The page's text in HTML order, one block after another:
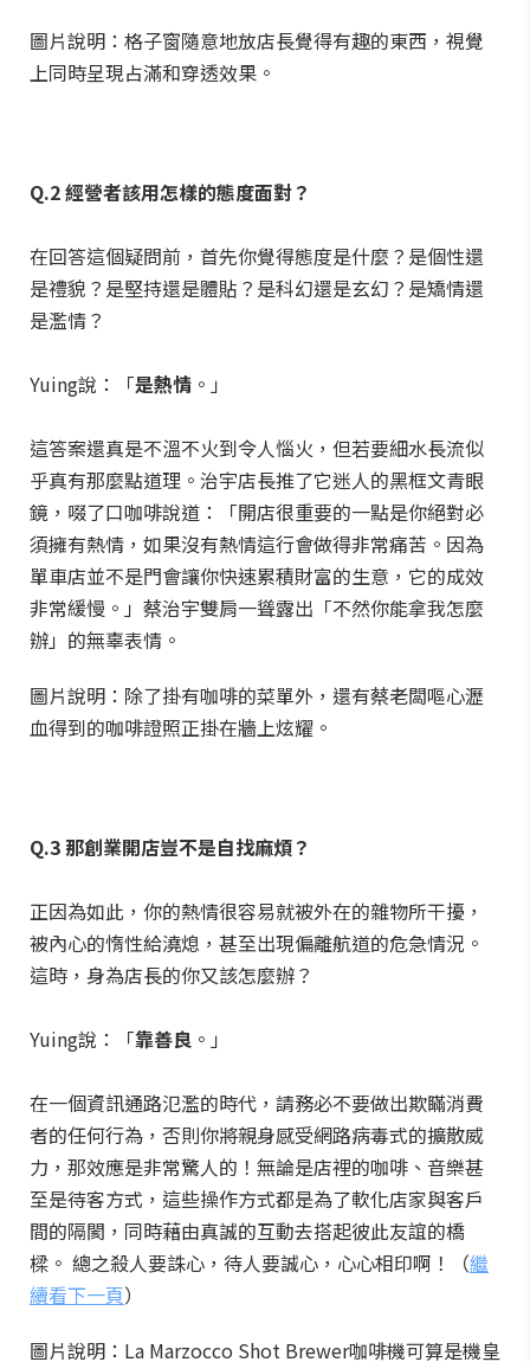
圖片說明：格子窗隨意地放店長覺得有趣的東西，視覺
上同時呈現占滿和穿透效果。
Q.2 經營者該用怎樣的態度面對？
在回答這個疑問前，首先你覺得態度是什麼？是個性還
是禮貌？是堅持還是體貼？是科幻還是玄幻？是矯情還
是濫情？
Yuing說：「是熱情 。」
這答案還真是不溫不火到令人惱火，但若要細水長流似
乎真有那麼點道理。治宇店長推了它迷人的黑框文青眼
鏡，啜了口咖啡說道：「開店很重要的一點是你絕對必
須擁有熱情，如果沒有熱情這行會做得非常痛苦。因為
單車店並不是門會讓你快速累積財富的生意，它的成效
非常緩慢。」蔡治宇雙肩一聳露出「不然你能拿我怎麼
辦」的無辜表情。
圖片說明：除了掛有咖啡的菜單外，還有蔡老闆嘔心瀝
血得到的咖啡證照正掛在牆上炫耀。
Q.3 那創業開店豈不是自找麻煩？
正因為如此，你的熱情很容易就被外在的雜物所干擾，
被內心的惰性給澆熄，甚至出現偏離航道的危急情況。
這時，身為店長的你又該怎麼辦？
Yuing說：「靠善良 。」
在一個資訊通路氾濫的時代，請務必不要做出欺瞞消費
者的任何行為，否則你將親身感受網路病毒式的擴散威
力，那效應是非常驚人的！無論是店裡的咖啡、音樂甚
至是待客方式，這些操作方式都是為了軟化店家與客戶
間的隔閡，同時藉由真誠的互動去搭起彼此友誼的橋
樑。 總之殺人要誅心，待人要誠心，心心相印啊！（繼
續看下一頁）
圖片說明：La Marzocco Shot Brewer咖啡機可算是機皇